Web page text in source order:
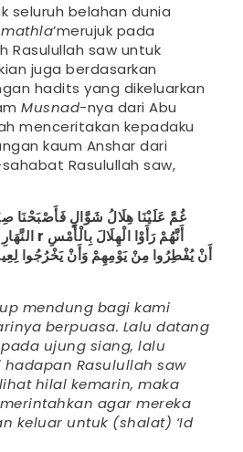
seluruh belahan dunia
mathla’merujuk pada
Rasulullah saw untuk
juga berdasarkan
hadits yang dikeluarkan
Musnad-nya dari Abu
menceritakan kepadaku
kaum Anshar dari
Rasulullah saw,
r
mendung bagi kami
berpuasa. Lalu datang
ujung siang, lalu
Rasulullah saw
hilal kemarin, maka
agar mereka
keluar untuk (shalat) ‘Id